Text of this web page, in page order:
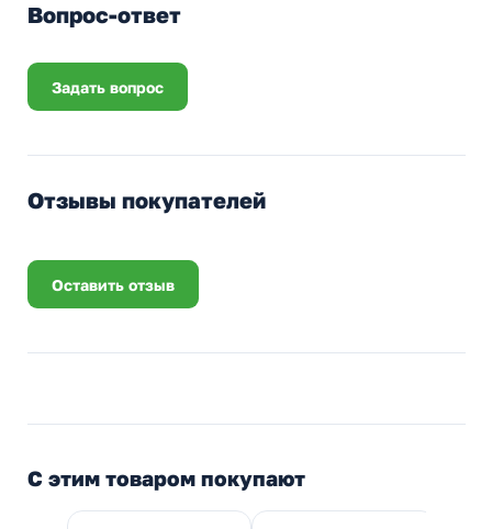
Вопрос-ответ
Задать вопрос
Отзывы покупателей
Оставить отзыв
С этим товаром покупают